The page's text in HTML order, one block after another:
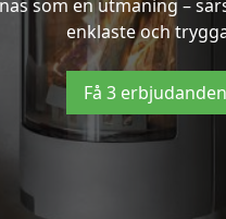
som en utmaning –
enklaste och
Få 3